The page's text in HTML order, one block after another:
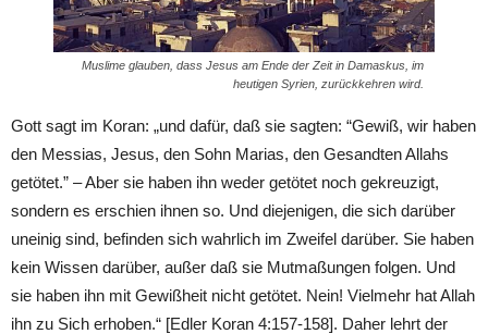
Muslime glauben, dass Jesus am Ende der Zeit in Damaskus, im
heutigen Syrien, zurückkehren wird.
Gott sagt im Koran: „und dafür, daß sie sagten: “Gewiß, wir haben
den Messias, Jesus, den Sohn Marias, den Gesandten Allahs
getötet.” – Aber sie haben ihn weder getötet noch gekreuzigt,
sondern es erschien ihnen so. Und diejenigen, die sich darüber
uneinig sind, befinden sich wahrlich im Zweifel darüber. Sie haben
kein Wissen darüber, außer daß sie Mutmaßungen folgen. Und
sie haben ihn mit Gewißheit nicht getötet. Nein! Vielmehr hat Allah
ihn zu Sich erhoben.“ [Edler Koran 4:157-158]. Daher lehrt der